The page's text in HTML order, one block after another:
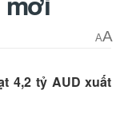
AA
4,2 tỷ AUD xuất